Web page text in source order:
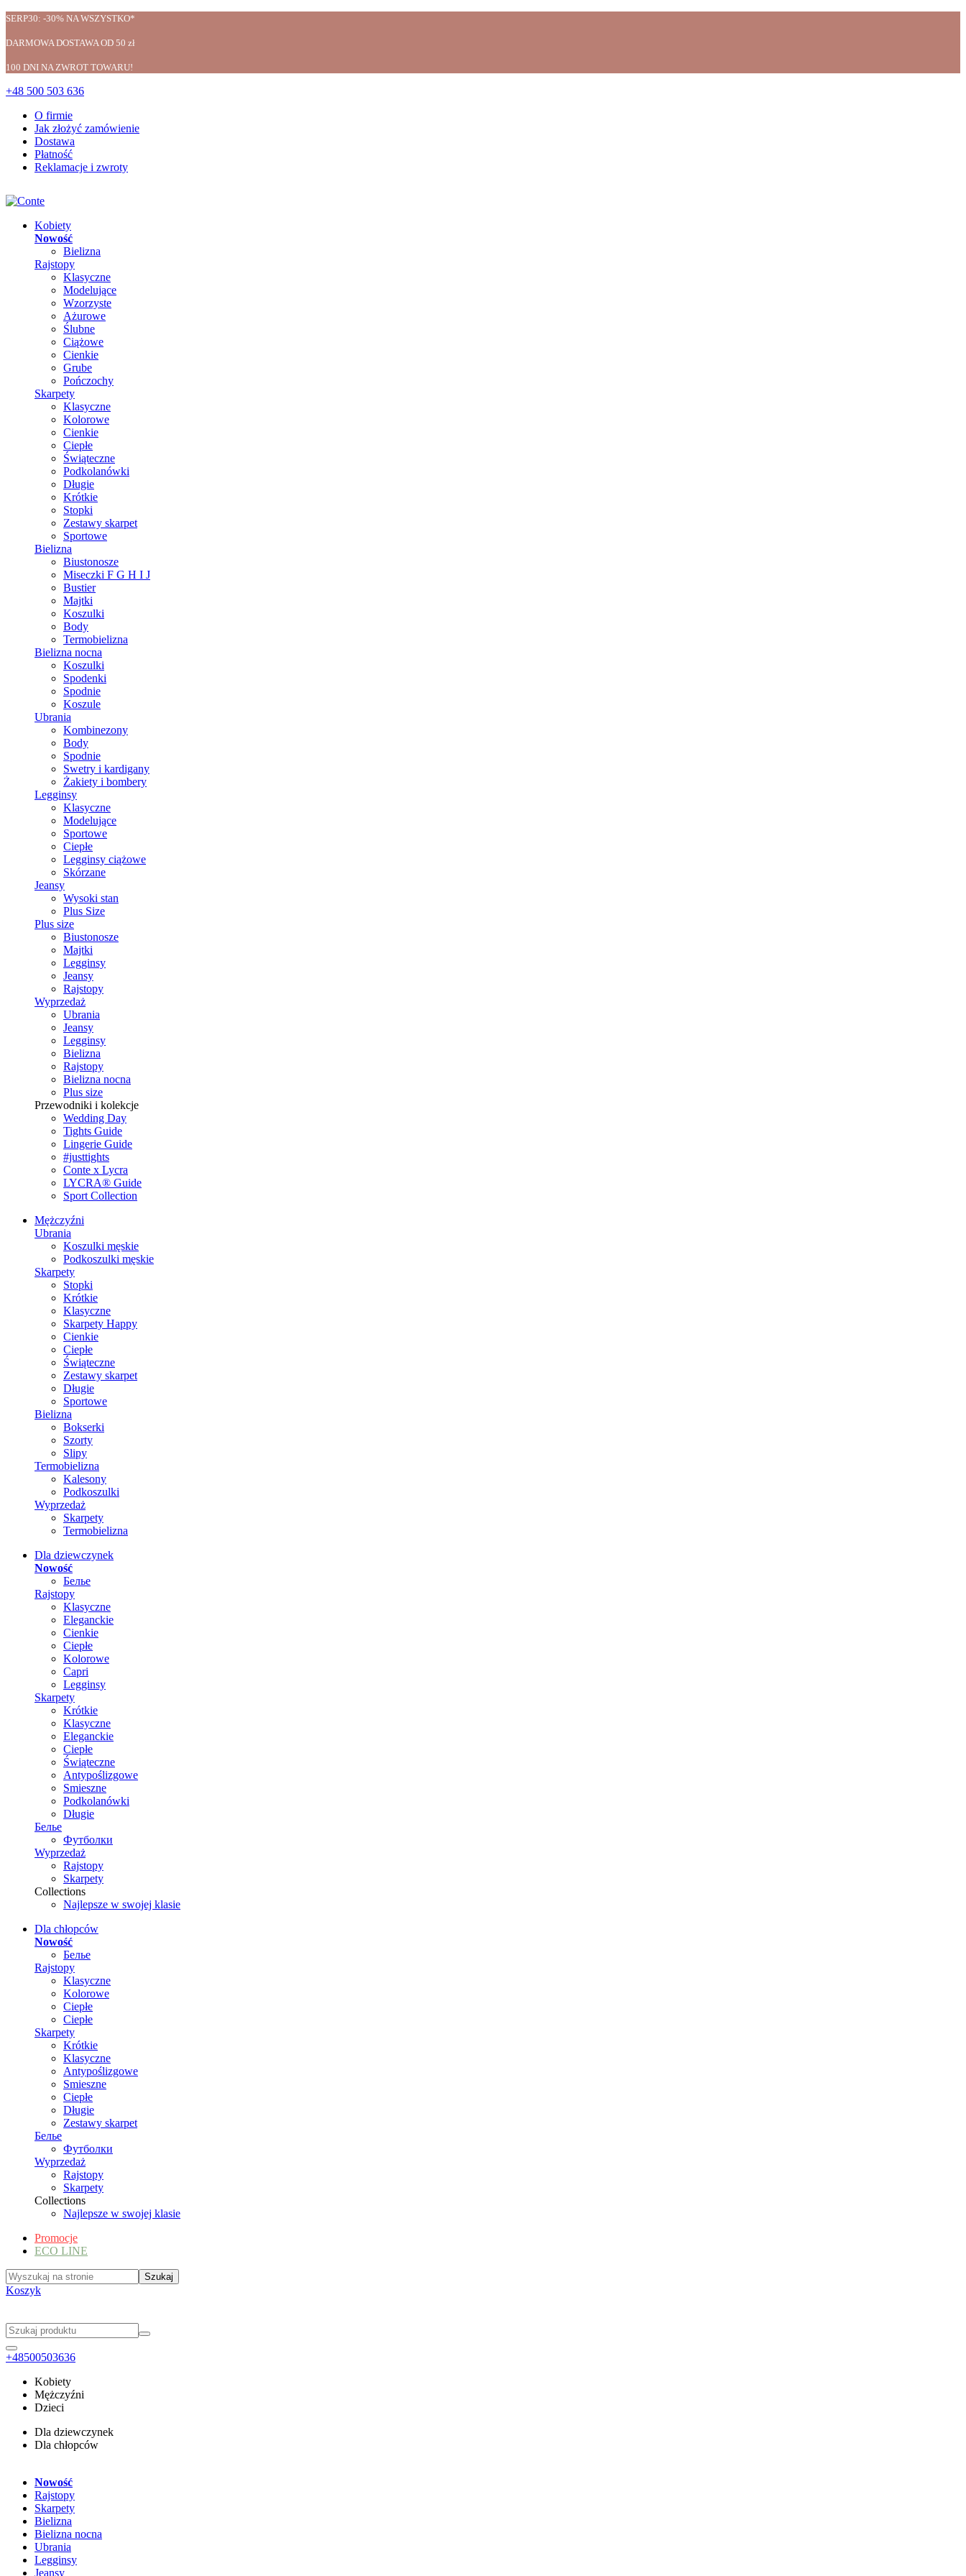
SERP30: -30% NA WSZYSTKO*
DARMOWA DOSTAWA OD 50 zł
100 DNI NA ZWROT TOWARU!
+48 500 503 636
O firmie
Jak złożyć zamówienie
Dostawa
Płatność
Reklamacje i zwroty
Kobiety
Nowość
Bielizna
Rajstopy
Klasyczne
Modelujące
Wzorzyste
Ażurowe
Ślubne
Ciążowe
Cienkie
Grube
Pończochy
Skarpety
Klasyczne
Kolorowe
Cienkie
Ciepłe
Świąteczne
Podkolanówki
Długie
Krótkie
Stopki
Zestawy skarpet
Sportowe
Bielizna
Biustonosze
Miseczki F G H I J
Bustier
Majtki
Koszulki
Body
Termobielizna
Bielizna nocna
Koszulki
Spodenki
Spodnie
Koszule
Ubrania
Kombinezony
Body
Spodnie
Swetry i kardigany
Żakiety i bombery
Legginsy
Klasyczne
Modelujące
Sportowe
Ciepłe
Legginsy ciążowe
Skórzane
Jeansy
Wysoki stan
Plus Size
Plus size
Biustonosze
Majtki
Legginsy
Jeansy
Rajstopy
Wyprzedaż
Ubrania
Jeansy
Legginsy
Bielizna
Rajstopy
Bielizna nocna
Plus size
Przewodniki i kolekcje
Wedding Day
Tights Guide
Lingerie Guide
#justtights
Conte x Lycra
LYCRA® Guide
Sport Сollection
Mężczyźni
Ubrania
Koszulki męskie
Podkoszulki męskie
Skarpety
Stopki
Krótkie
Klasyczne
Skarpety Happy
Cienkie
Ciepłe
Świąteczne
Zestawy skarpet
Długie
Sportowe
Bielizna
Bokserki
Szorty
Slipy
Termobielizna
Kalesony
Podkoszulki
Wyprzedaż
Skarpety
Termobielizna
Dla dziewczynek
Nowość
Белье
Rajstopy
Klasyczne
Eleganckie
Cienkie
Ciepłe
Kolorowe
Capri
Legginsy
Skarpety
Krótkie
Klasyczne
Eleganckie
Ciepłe
Świąteczne
Antypoślizgowe
Smieszne
Podkolanówki
Długie
Белье
Футболки
Wyprzedaż
Rajstopy
Skarpety
Collections
Najlepsze w swojej klasie
Dla chłopców
Nowość
Белье
Rajstopy
Klasyczne
Kolorowe
Ciepłe
Ciepłe
Skarpety
Krótkie
Klasyczne
Antypoślizgowe
Smieszne
Ciepłe
Długie
Zestawy skarpet
Белье
Футболки
Wyprzedaż
Rajstopy
Skarpety
Collections
Najlepsze w swojej klasie
Promocje
ECO LINE
Koszyk
+48500503636
Kobiety
Mężczyźni
Dzieci
Dla dziewczynek
Dla chłopców
Nowość
Rajstopy
Skarpety
Bielizna
Bielizna nocna
Ubrania
Legginsy
Jeansy